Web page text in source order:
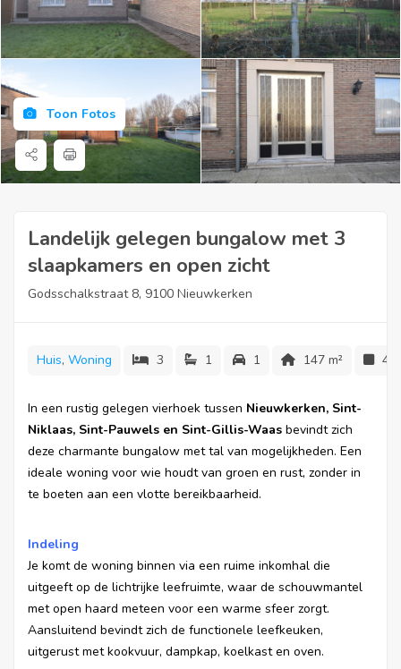
Toon Fotos
Landelijk gelegen bungalow met 3
slaapkamers en open zicht
Godsschalkstraat 8, 9100 Nieuwkerken
Huis, Woning 3 1 1 147 m²
In een rustig gelegen vierhoek tussen Nieuwkerken, Sint-
Niklaas, Sint-Pauwels en Sint-Gillis-Waas bevindt zich
deze charmante bungalow met tal van mogelijkheden. Een
ideale woning voor wie houdt van groen en rust, zonder in
te boeten aan een vlotte bereikbaarheid.
Indeling
Je komt de woning binnen via een ruime inkomhal die
uitgeeft op de lichtrijke leefruimte, waar de schouwmantel
met open haard meteen voor een warme sfeer zorgt.
Aansluitend bevindt zich de functionele leefkeuken,
uitgerust met kookvuur, dampkap, koelkast en oven.